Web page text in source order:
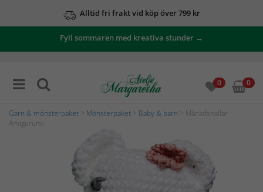
Alltid fri frakt vid köp över 799 kr
Fyll sommaren med kreativa stunder →
0 0
Garn & mönsterpaket Mönsterpaket Baby & barn > Månadsnallar
Amigurumi